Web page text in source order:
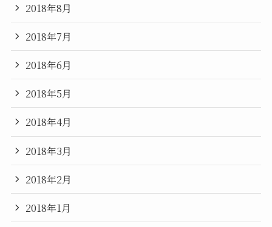
2018年8月
2018年7月
2018年6月
2018年5月
2018年4月
2018年3月
2018年2月
2018年1月